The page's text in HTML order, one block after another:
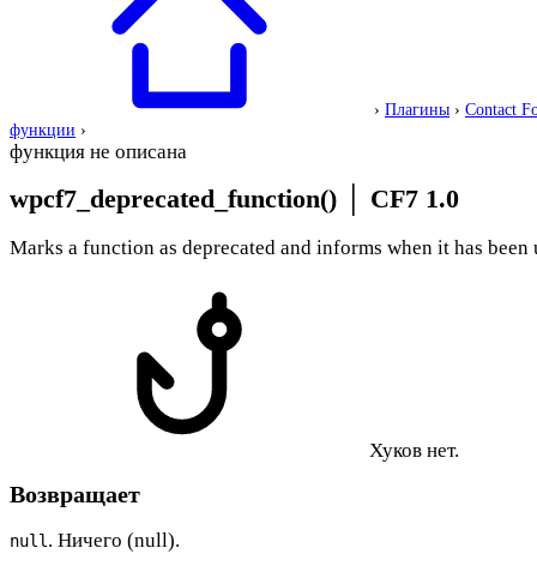
› Плагины › Contact
функции ›
функция не описана
wpcf7_deprecated_function() CF7 1.0
Marks a function as deprecated and informs when it has been
Хуков нет.
Возвращает
null . Ничего (null).